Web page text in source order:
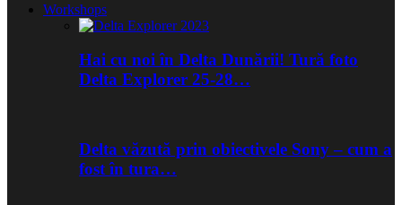
Workshops
Hai cu noi în Delta Dunării! Tură foto
Delta Explorer 25-28…
Delta văzută prin obiectivele Sony – cum a
fost în tura…